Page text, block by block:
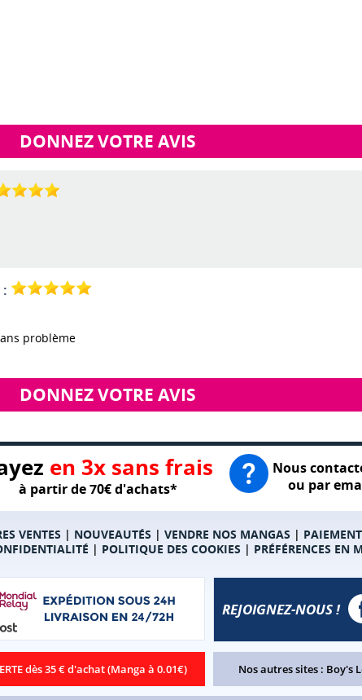
DONNEZ VOTRE AVIS
problème
DONNEZ VOTRE AVIS
en 3x sans frais
à partir de 70€ d'achats*
Nous
ou par
VENTES | NOUVEAUTÉS | VENDRE NOS MANGAS |
| POLITIQUE DES COOKIES | PRÉFÉRENCES EN
dès 35 € d'achat (Manga à 0.01€)
REJOIGNEZ-NOUS !
Nos autres sites : Boy's